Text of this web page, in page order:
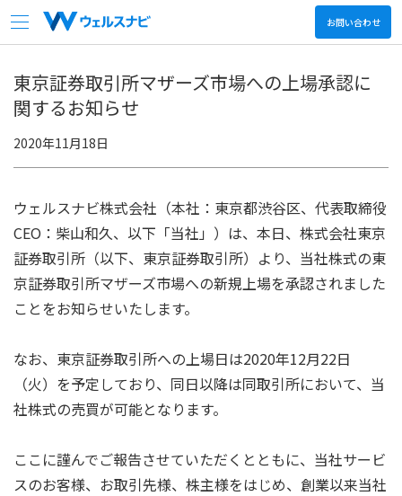
会社情報
サービス
決算関連情報
採用情報
お問い合わせ
東京証券取引所マザーズ市場への上場承認に
関するお知らせ
2020年11月18日
ウェルスナビ株式会社（本社：東京都渋谷区、代表取締役
CEO：柴山和久、以下「当社」）は、本日、株式会社東京
証券取引所（以下、東京証券取引所）より、当社株式の東
京証券取引所マザーズ市場への新規上場を承認されました
ことをお知らせいたします。
なお、東京証券取引所への上場日は2020年12月22日
（火）を予定しており、同日以降は同取引所において、当
社株式の売買が可能となります。
ここに謹んでご報告させていただくとともに、当社サービ
スのお客様、お取引先様、株主様をはじめ、創業以来当社